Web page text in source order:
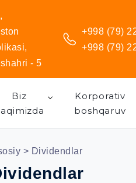
- 5
+998 (79)
+998 (79)
Biz
Korporativ
boshqaruv
> Dividendlar